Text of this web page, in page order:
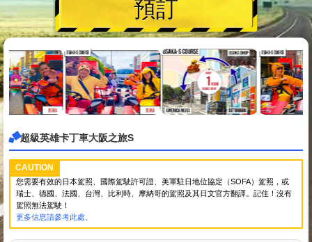
預訂
超級英雄卡丁車大阪之旅S
CAUTION
您需要有效的日本駕照、國際駕駛許可證、美軍駐日地位協定（SOFA）駕照，或
瑞士、德國、法國、台灣、比利時、摩納哥的駕照及其日文官方翻譯。記住！沒有
駕照無法駕駛！
更多信息請參考此處。